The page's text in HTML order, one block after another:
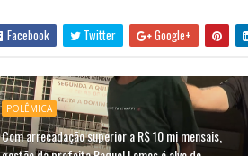
Facebook Twitter Google+
POLÊMICA
Com arrecadação superior a R$ 10 mi mensais,